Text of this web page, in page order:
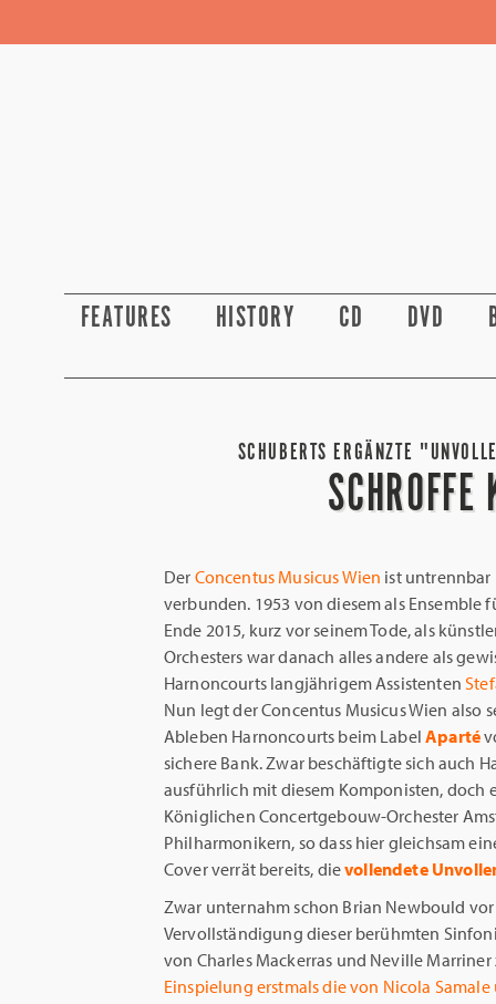
FEATURES HISTORY CD DVD
SCHUBERTS ERGÄNZTE
Der Concentus Musicus Wien ist untrennbar
verbunden. 1953 von diesem als Ensemble
Ende 2015, kurz vor seinem Tode, als
Orchesters war danach alles andere als
Harnoncourts langjährigem Assistenten
Nun legt der Concentus Musicus Wien
Ableben Harnoncourts beim LabelAparté
sichere Bank. Zwar beschäftigte sich auch
ausführlich mit diesem Komponisten, doch
Königlichen Concertgebouw-Orchester
Philharmonikern, so dass hier gleichsam
Cover verrät bereits, dievollendete
Zwar unternahm schon Brian Newbould
Vervollständigung dieser berühmten
von Charles Mackerras und Neville
Einspielung erstmals die von Nicola